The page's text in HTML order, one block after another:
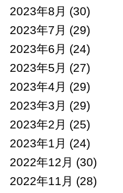
2023年8月 (30)
2023年7月 (29)
2023年6月 (24)
2023年5月 (27)
2023年4月 (29)
2023年3月 (29)
2023年2月 (25)
2023年1月 (24)
2022年12月 (30)
2022年11月 (28)